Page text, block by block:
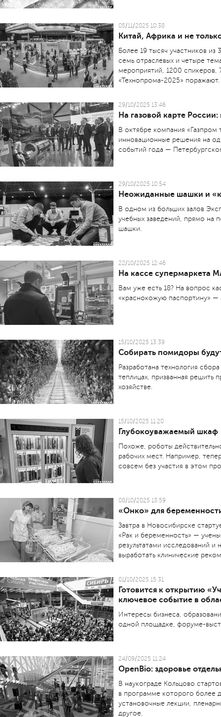
05/11/2025 10:38
Китай, Африка и не
Более 19 тысяч участников из
семь отраслевых и четыре
мероприятий, 1200
«Технопрома-2025» поражают.
29/10/2025 13:46
На газовой карте
В октябре компания «Газпром
инновационные решения на
событий года —
29/10/2025 10:54
Неожиданные шашки и
В одном из больших залов
учебных заведений, прямо на
шашки.
22/10/2025 12:46
На кассе супермаркета
Вам уже есть 18? На вопрос
«краснокожую паспортину» —
15/10/2025 13:39
Собирать помидоры
Разработана технология
теплицах, призванная решить
хозяйстве.
15/10/2025 11:20
Глубокоуважаемый шкаф
Похоже, роботы
рабочих мест. Например,
совсем без участия в этом
08/10/2025 13:59
«Онко» для
Завтра в Новосибирске
«Рак и беременность» —
результатами исследований
выработать клинические
01/10/2025 15:31
Готовится к открытию
ключевое событие в
Интересы бизнеса,
одной площадке, форуме-
24/09/2025 11:24
OpenBio: здоровье
В наукограде Кольцово
в программе которого более
установочные лекции,
другое.